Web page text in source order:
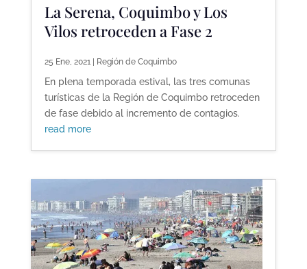
La Serena, Coquimbo y Los
Vilos retroceden a Fase 2
25 Ene, 2021| Región de Coquimbo
En plena temporada estival, las tres comunas
turísticas de la Región de Coquimbo retroceden
de fase debido al incremento de contagios.
read more